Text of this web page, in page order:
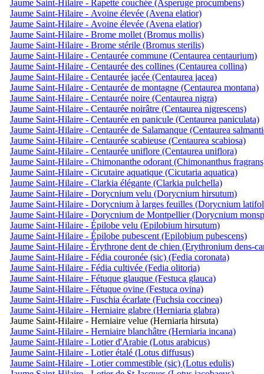
Jaume Saint-Hilaire - Rapette couchée (Asperuge procumbens)
Jaume Saint-Hilaire - Avoine élevée (Avena elatior)
Jaume Saint-Hilaire - Avoine élevée (Avena elatior)
Jaume Saint-Hilaire - Brome mollet (Bromus mollis)
Jaume Saint-Hilaire - Brome stérile (Bromus sterilis)
Jaume Saint-Hilaire - Centaurée commune (Centaurea centaurium)
Jaume Saint-Hilaire - Centaurée des collines (Centaurea collina)
Jaume Saint-Hilaire - Centaurée jacée (Centaurea jacea)
Jaume Saint-Hilaire - Centaurée de montagne (Centaurea montana)
Jaume Saint-Hilaire - Centaurée noire (Centaurea nigra)
Jaume Saint-Hilaire - Centaurée noirâtre (Centaurea nigrescens)
Jaume Saint-Hilaire - Centaurée en panicule (Centaurea paniculata)
Jaume Saint-Hilaire - Centaurée de Salamanque (Centaurea
Jaume Saint-Hilaire - Centaurée scabieuse (Centaurea scabiosa)
Jaume Saint-Hilaire - Centaurée uniflore (Centaurea uniflora)
Jaume Saint-Hilaire - Chimonanthe odorant (Chimonanthus
Jaume Saint-Hilaire - Cicutaire aquatique (Cicutaria aquatica)
Jaume Saint-Hilaire - Clarkia élégante (Clarkia pulchella)
Jaume Saint-Hilaire - Dorycnium velu (Dorycnium hirsutum)
Jaume Saint-Hilaire - Dorycnium à larges feuilles (Dorycnium
Jaume Saint-Hilaire - Dorycnium de Montpellier (Dorycnium
Jaume Saint-Hilaire - Épilobe velu (Epilobium hirsutum)
Jaume Saint-Hilaire - Épilobe pubescent (Epilobium pubescens)
Jaume Saint-Hilaire - Érythrone dent de chien (Erythronium dens-
Jaume Saint-Hilaire - Fédia couronée (sic) (Fedia coronata)
Jaume Saint-Hilaire - Fédia cultivée (Fedia olitoria)
Jaume Saint-Hilaire - Fétuque glauque (Festuca glauca)
Jaume Saint-Hilaire - Fétuque ovine (Festuca ovina)
Jaume Saint-Hilaire - Fuschia écarlate (Fuchsia coccinea)
Jaume Saint-Hilaire - Herniaire glabre (Herniaria glabra)
Jaume Saint-Hilaire - Herniaire velue (Herniaria hirsuta)
Jaume Saint-Hilaire - Herniaire blanchâtre (Herniaria incana)
Jaume Saint-Hilaire - Lotier d'Arabie (Lotus arabicus)
Jaume Saint-Hilaire - Lotier étalé (Lotus diffusus)
Jaume Saint-Hilaire - Lotier commestible (sic) (Lotus edulis)